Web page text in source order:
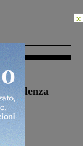
scadenza
×